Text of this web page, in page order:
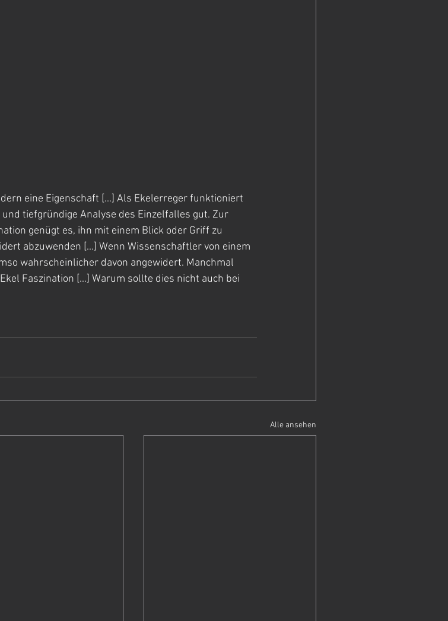
eine Eigenschaft [...] Als Ekelerreger funktioniert
tiefgründige Analyse des Einzelfalles gut. Zur
genügt es, ihn mit einem Blick oder Griff zu
abzuwenden [...] Wenn Wissenschaftler von einem
wahrscheinlicher davon angewidert. Manchmal
Faszination [...] Warum sollte dies nicht auch bei
Alle ansehen